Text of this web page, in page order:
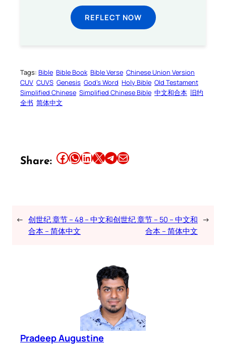
REFLECT NOW
Tags: Bible Bible Book Bible Verse Chinese Union Version
CUV CUVS Genesis God’s Word Holy Bible Old Testament
Simplified Chinese Simplified Chinese Bible 中文和合本 旧约
全书 简体中文
Share: Share this article on Facebook Share this article on WhatsApp Share this article on LinkedIn Share this article on X Share this article on TelegramEmail this Article
← 创世纪 章节 – 48 – 中文和
合本 – 简体中文
创世纪 章节 – 50 – 中文和
合本 – 简体中文
→
Pradeep Augustine